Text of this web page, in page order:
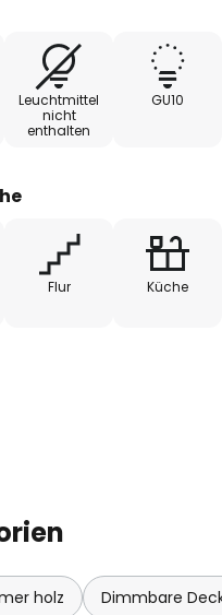
Leuchtmittel
nicht
enthalten
GU10
Flur Küche
holz Dimmbare